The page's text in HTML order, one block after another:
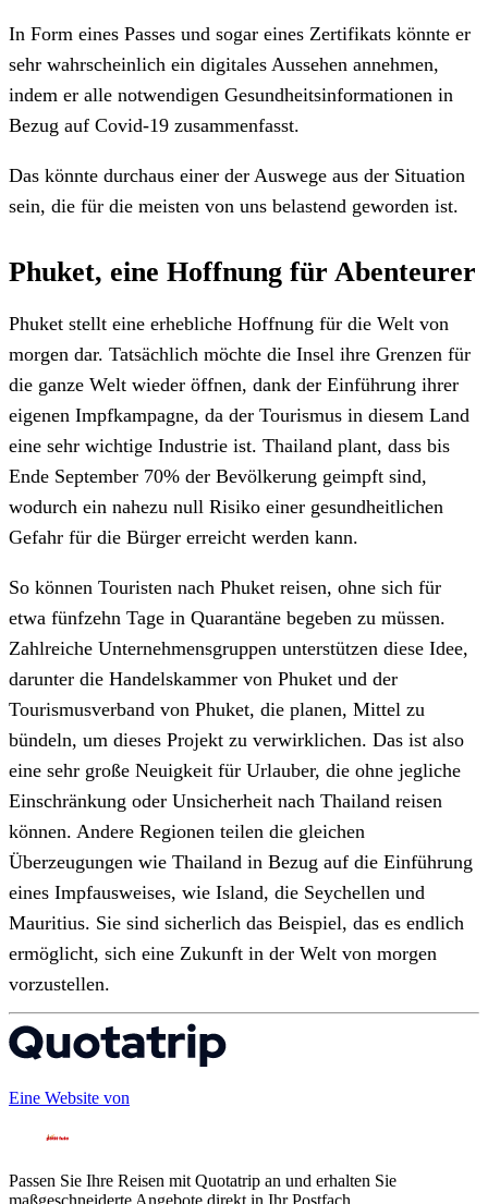
In Form eines Passes und sogar eines Zertifikats könnte er
sehr wahrscheinlich ein digitales Aussehen annehmen,
indem er alle notwendigen Gesundheitsinformationen in
Bezug auf Covid-19 zusammenfasst.
Das könnte durchaus einer der Auswege aus der Situation
sein, die für die meisten von uns belastend geworden ist.
Phuket, eine Hoffnung für Abenteurer
Phuket stellt eine erhebliche Hoffnung für die Welt von
morgen dar. Tatsächlich möchte die Insel ihre Grenzen für
die ganze Welt wieder öffnen, dank der Einführung ihrer
eigenen Impfkampagne, da der Tourismus in diesem Land
eine sehr wichtige Industrie ist. Thailand plant, dass bis
Ende September 70% der Bevölkerung geimpft sind,
wodurch ein nahezu null Risiko einer gesundheitlichen
Gefahr für die Bürger erreicht werden kann.
So können Touristen nach Phuket reisen, ohne sich für
etwa fünfzehn Tage in Quarantäne begeben zu müssen.
Zahlreiche Unternehmensgruppen unterstützen diese Idee,
darunter die Handelskammer von Phuket und der
Tourismusverband von Phuket, die planen, Mittel zu
bündeln, um dieses Projekt zu verwirklichen. Das ist also
eine sehr große Neuigkeit für Urlauber, die ohne jegliche
Einschränkung oder Unsicherheit nach Thailand reisen
können. Andere Regionen teilen die gleichen
Überzeugungen wie Thailand in Bezug auf die Einführung
eines Impfausweises, wie Island, die Seychellen und
Mauritius. Sie sind sicherlich das Beispiel, das es endlich
ermöglicht, sich eine Zukunft in der Welt von morgen
vorzustellen.
Eine Website von
Passen Sie Ihre Reisen mit Quotatrip an und erhalten Sie